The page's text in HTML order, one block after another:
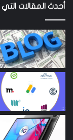
أحدث المقالات